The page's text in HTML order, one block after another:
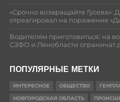
«Срочно возвращайте Гусева»:
отреагировал на поражение
Водителям приготовиться: на
СЗФО и Ленобласти ограничат
ПОПУЛЯРНЫЕ МЕТКИ
ИНТЕРЕСНОЕ ОБЩЕСТВО
НОВГОРОДСКАЯ ОБЛАСТЬ